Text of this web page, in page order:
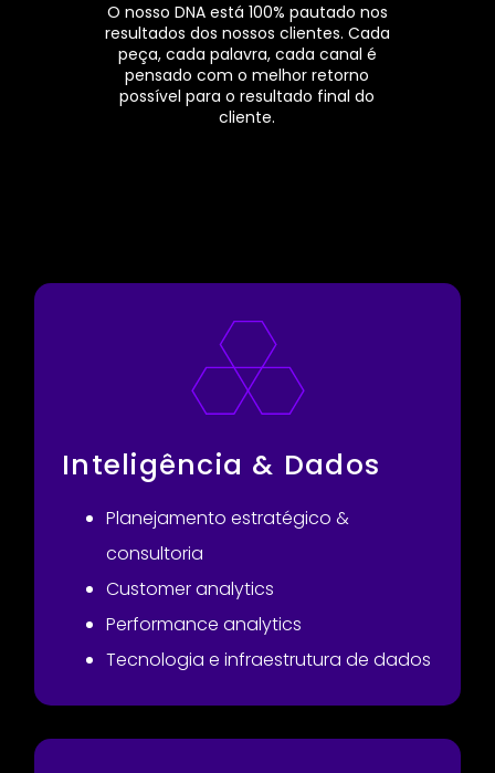
O nosso DNA está 100% pautado nos
resultados dos nossos clientes. Cada
peça, cada palavra, cada canal é
pensado com o melhor retorno
possível para o resultado final do
cliente.
Inteligência & Dados
Planejamento estratégico &
consultoria
Customer analytics
Performance analytics
Tecnologia e infraestrutura de dados